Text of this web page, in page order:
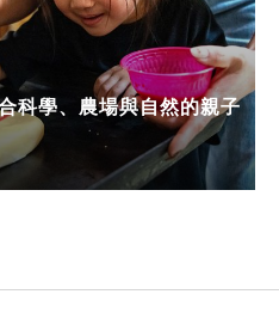
科學、農場與自然的親子